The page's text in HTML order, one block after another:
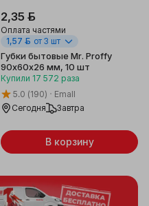
2,35 ƃ
Оплата частями
1,57 ƃ от 3 шт
Губки бытовые Mr. Proffy
90х60x26 мм, 10 шт
Купили 17 572 раза
5.0 (190)
Emall
Сегодня
Завтра
В корзину